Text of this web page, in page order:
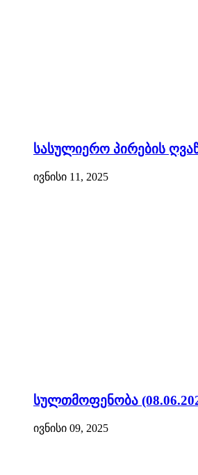
სასულიერო პირების
ივნისი 11, 2025
სულთმოფენობა
ივნისი 09, 2025